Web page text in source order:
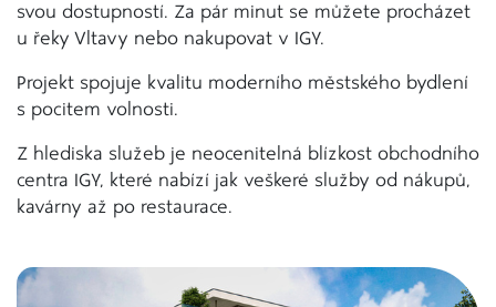
svou dostupností. Za pár minut se můžete procházet
u řeky Vltavy nebo nakupovat v IGY.
Projekt spojuje kvalitu moderního městského bydlení
s pocitem volnosti.
Z hlediska služeb je neocenitelná blízkost obchodního
centra IGY, které nabízí jak veškeré služby od nákupů,
kavárny až po restaurace.